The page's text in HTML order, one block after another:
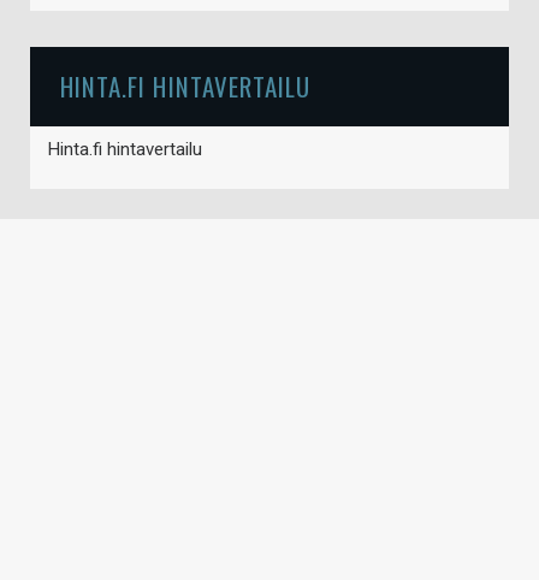
HINTA.FI HINTAVERTAILU
Hinta.fi hintavertailu